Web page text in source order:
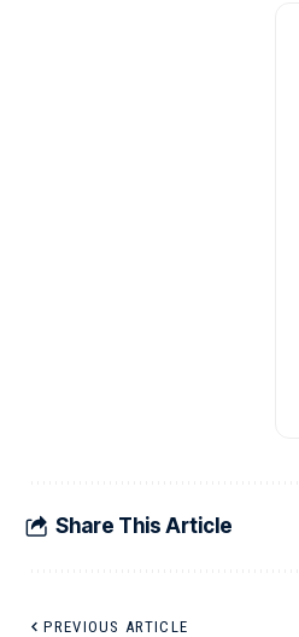
Share This Article
PREVIOUS ARTICLE